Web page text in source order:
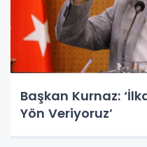
Başkan Kurnaz:
Yön Veriyoruz’